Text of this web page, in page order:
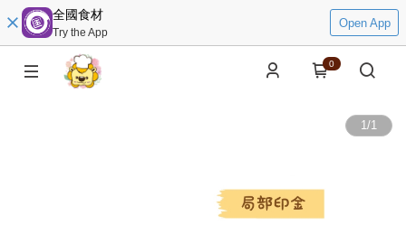
全國食材
Try the App
Open App
0
1/1